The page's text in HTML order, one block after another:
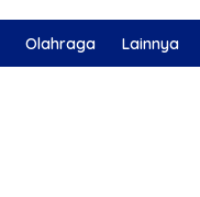
Olahraga Lainnya